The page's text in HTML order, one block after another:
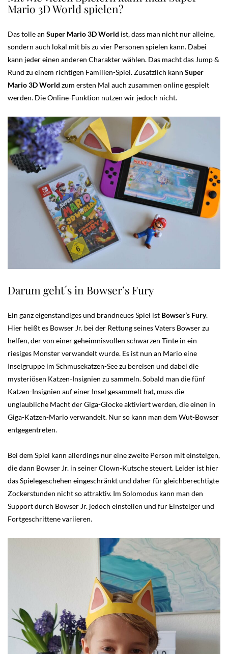
Mario 3D World spielen?
Das tolle an Super Mario 3D World ist, dass man nicht nur alleine,
sondern auch lokal mit bis zu vier Personen spielen kann. Dabei
kann jeder einen anderen Charakter wählen. Das macht das Jump &
Rund zu einem richtigen Familien-Spiel. Zusätzlich kann Super
Mario 3D World zum ersten Mal auch zusammen online gespielt
werden. Die Online-Funktion nutzen wir jedoch nicht.
Darum geht´s in Bowser’s Fury
Ein ganz eigenständiges und brandneues Spiel ist Bowser’s Fury.
Hier heißt es Bowser Jr. bei der Rettung seines Vaters Bowser zu
helfen, der von einer geheimnisvollen schwarzen Tinte in ein
riesiges Monster verwandelt wurde. Es ist nun an Mario eine
Inselgruppe im Schmusekatzen-See zu bereisen und dabei die
mysteriösen Katzen-Insignien zu sammeln. Sobald man die fünf
Katzen-Insignien auf einer Insel gesammelt hat, muss die
unglaubliche Macht der Giga-Glocke aktiviert werden, die einen in
Giga-Katzen-Mario verwandelt. Nur so kann man dem Wut-Bowser
entgegentreten.
Bei dem Spiel kann allerdings nur eine zweite Person mit einsteigen,
die dann Bowser Jr. in seiner Clown-Kutsche steuert. Leider ist hier
das Spielegeschehen eingeschränkt und daher für gleichberechtigte
Zockerstunden nicht so attraktiv. Im Solomodus kann man den
Support durch Bowser Jr. jedoch einstellen und für Einsteiger und
Fortgeschrittene variieren.